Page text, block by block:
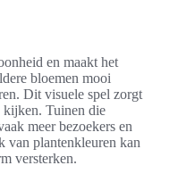
en maakt het
bloemen mooi
Dit visuele spel zorgt
kijken. Tuinen die
meer bezoekers en
van plantenkleuren kan
versterken.